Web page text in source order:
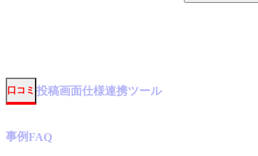
口コミ 投稿画面仕様連携ツール
事例FAQ